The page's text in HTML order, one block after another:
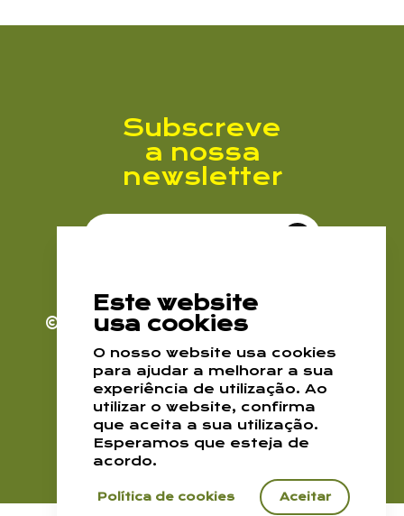
Este website
usa cookies
O nosso website usa cookies
para ajudar a melhorar a sua
experiência de utilização. Ao
utilizar o website, confirma
que aceita a sua utilização.
Esperamos que esteja de
acordo.
Política de cookies Aceitar
Li e aceito a
Política de Privacidade
Enviar
© 2026. EPDRA Todos os direitos
Política de Cookies
Política de Privacidade
By M&A Digital
Subscreve
a nossa
newsletter